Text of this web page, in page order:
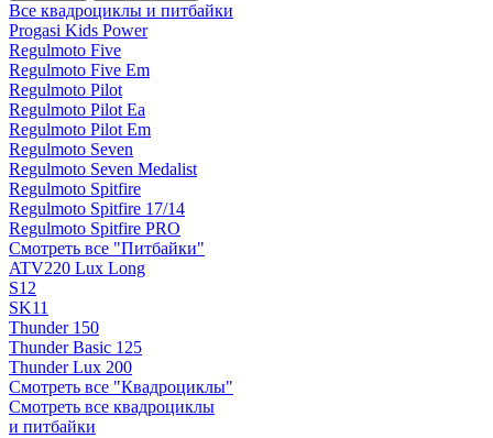
Все квадроциклы и питбайки
Progasi Kids Power
Regulmoto Five
Regulmoto Five Em
Regulmoto Pilot
Regulmoto Pilot Ea
Regulmoto Pilot Em
Regulmoto Seven
Regulmoto Seven Medalist
Regulmoto Spitfire
Regulmoto Spitfire 17/14
Regulmoto Spitfire PRO
Смотреть все "Питбайки"
ATV220 Lux Long
S12
SK11
Thunder 150
Thunder Basic 125
Thunder Lux 200
Смотреть все "Квадроциклы"
Смотреть все квадроциклы
и питбайки